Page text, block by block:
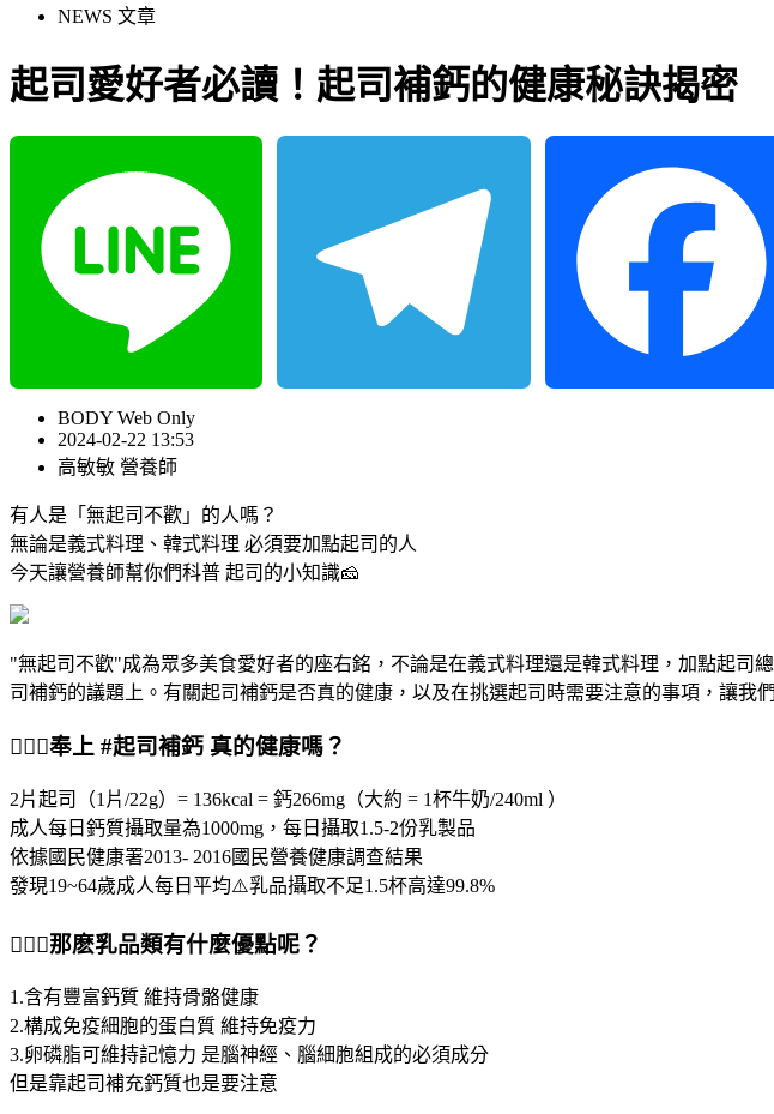
NEWS 文章
起司愛好者必讀！起司補鈣的健康秘訣揭密
Line Telegram Facebook
BODY Web Only
2024-02-22 13:53
高敏敏 營養師
有人是「無起司不歡」的人嗎？
無論是義式料理、韓式料理 必須要加點起司的人
今天讓營養師幫你們科普 起司的小知識🧀
"無起司不歡"成為眾多美食愛好者的座右銘，不論是在義式料理還是韓式料理，加點起
司補鈣的議題上。有關起司補鈣是否真的健康，以及在挑選起司時需要注意的事項，讓我
👩🏻‍⚕️奉上 #起司補鈣 真的健康嗎？
2片起司（1片/22g）= 136kcal = 鈣266mg（大約 = 1杯牛奶/240ml ）
成人每日鈣質攝取量為1000mg，每日攝取1.5-2份乳製品
依據國民健康署2013- 2016國民營養健康調查結果
發現19~64歲成人每日平均⚠️乳品攝取不足1.5杯高達99.8%
👩🏻‍⚕️那麽乳品類有什麼優點呢？
1.含有豐富鈣質 維持骨骼健康
2.構成免疫細胞的蛋白質 維持免疫力
3.卵磷脂可維持記憶力 是腦神經、腦細胞組成的必須成分
但是靠起司補充鈣質也是要注意